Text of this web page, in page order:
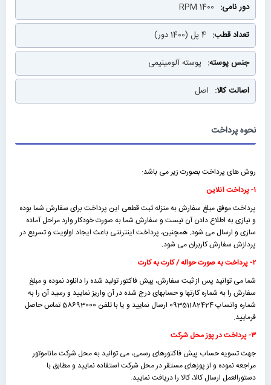
1400 RPM
4 پل (1400 دور)
پوسته آلومینیمی
اصل
نحوه پرداخت
روش های پرداخت بصورت زیر می باشد:
۱- پرداخت آنلاین
پرداخت موفق مبلغ سفارش به منزله ثبت قطعی این پرداخت برای سفارش شما بوده
و نیازی به اطلاع دادن آن نیست و سفارش شما به صورت خودکار وارد مراحل آماده
سازی و ارسال می شود. همچنین، پرداخت اینترنتی باعث ایجاد اولویت و تسریع در
پردازش سفارش کاربران می شود.
۲- پرداخت به صورت حواله / کارت به کارت
شما می توانید پس از ثبت سفارش، پیش فاکتور تولید شده را دانلود نموده و مبلغ
سفارش را به شماره کارتها و حسابهای درج شده در آن واریز نمایید و رسید آن را به
شماره واتساپ 09351182424 ارسال نمایید و یا با تلفن 58693000 تماس حاصل
فرمایید.
۳- پرداخت در پوز محل شرکت
جهت تسویه حساب پیش فاکتورهای رسمی، می توانید به محل شرکت ماناموتور
مراجعه نموده و از پوزهای مستقر در محل شرکت استفاده نمایید و مطابق با
دستورالعمل ارسال کالا، کالا را دریافت نمایید.